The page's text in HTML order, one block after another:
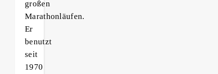
großen
Marathonläufen.
Er
benutzt
seit
1970